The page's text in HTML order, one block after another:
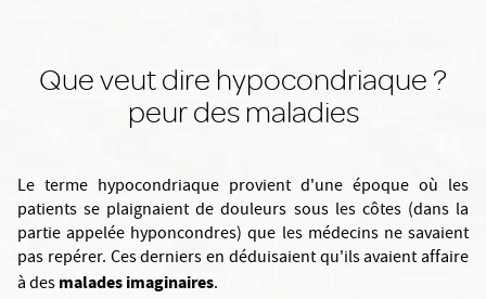
Que veut dire hypocondriaque ?
peur des maladies
Le terme hypocondriaque provient d'une époque où les
patients se plaignaient de douleurs sous les côtes (dans la
partie appelée hyponcondres) que les médecins ne savaient
pas repérer. Ces derniers en déduisaient qu'ils avaient affaire
à desmalades imaginaires.